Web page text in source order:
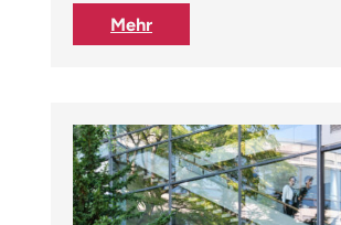
Mehr:
Informationen